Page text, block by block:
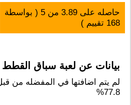
حاصله على3.89 من5 ( بواسطة
168 تقييم )
بيانات عن لعبة سباق القطط
لم يتم اضافتها في المفضله من
77.8%